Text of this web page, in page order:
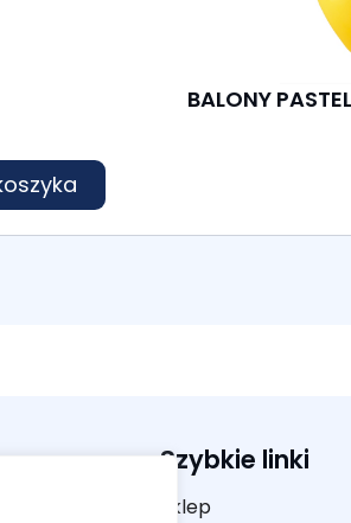
BALONY
Szybkie linki
Sklep